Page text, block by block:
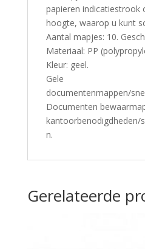
papieren indicatiestrook
hoogte, waarop u kunt
Aantal mapjes: 10.
Materiaal: PP
Kleur: geel.
Gele
documentenmappen/
Documenten
kantoorbenodigdheden/
n.
Gerelateerde